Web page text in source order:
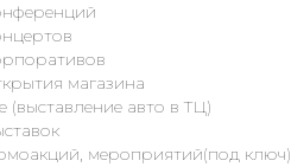
магазина
(выставление авто в ТЦ)
мероприятий(под ключ)